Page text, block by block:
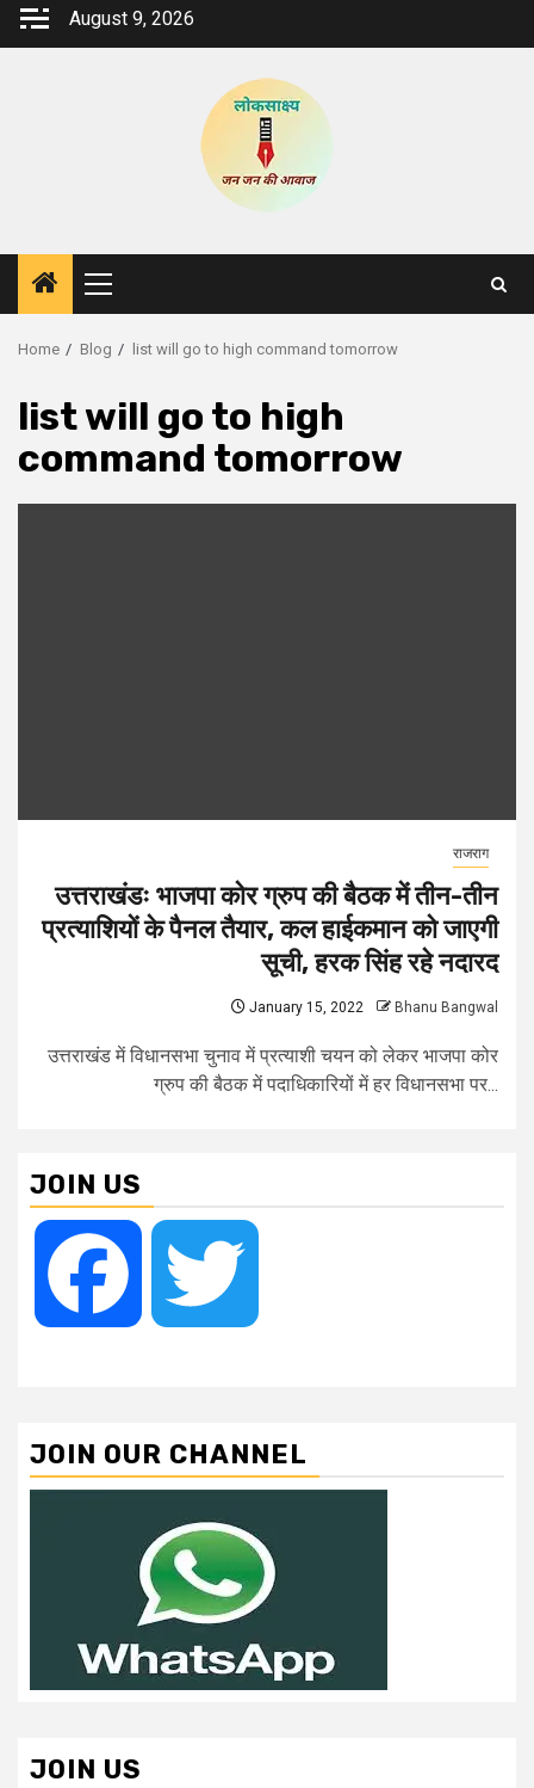
Skip
August 9, 2026
Primary
Menu
Home Blog list will go to high command tomorrow
list will go to high
command tomorrow
राजराग
उत्तराखंडः भाजपा कोर ग्रुप की बैठक में तीन-तीन
प्रत्याशियों के पैनल तैयार, कल हाईकमान को जाएगी
सूची, हरक सिंह रहे नदारद
January 15, 2022 Bhanu Bangwal
उत्तराखंड में विधानसभा चुनाव में प्रत्याशी चयन को लेकर भाजपा कोर
ग्रुप की बैठक में पदाधिकारियों में हर विधानसभा पर...
JOIN US
Facebook
JOIN OUR CHANNEL
JOIN US